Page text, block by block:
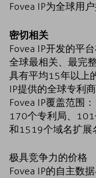
Fovea IP为全球用
密切相关
Fovea IP开发的平
全球最相关、最完
具有平均15年以上
IP提供的全球专利
Fovea IP覆盖范围
170个专利局、
和1519个域名扩展
极具竞争力的价格
Fovea IP的自主数